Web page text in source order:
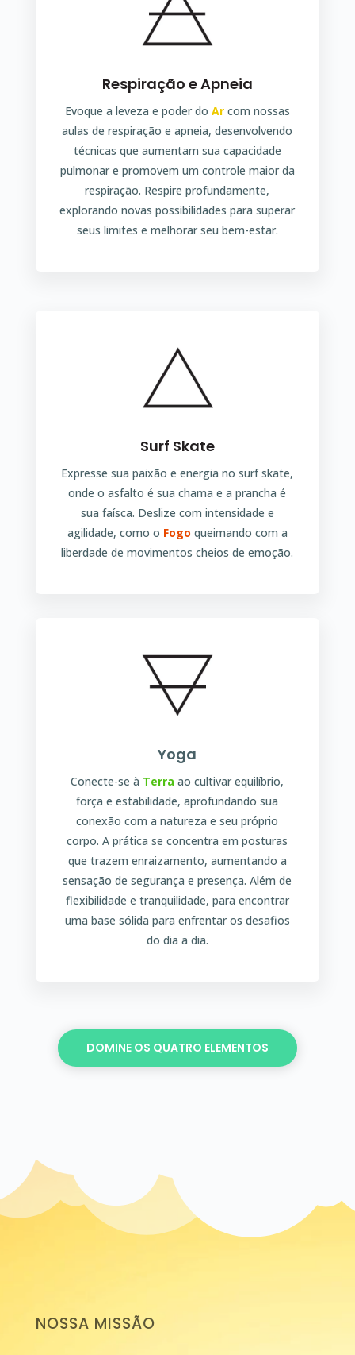
Respiração e Apneia
Evoque a leveza e poder do Arcom nossas
aulas de respiração e apneia, desenvolvendo
técnicas que aumentam sua capacidade
pulmonar e promovem um controle maior da
respiração. Respire profundamente,
explorando novas possibilidades para superar
seus limites e melhorar seu bem-estar.
Surf Skate
Expresse sua paixão e energia no surf skate,
onde o asfalto é sua chama e a prancha é
sua faísca. Deslize com intensidade e
agilidade, como o Fogo queimando com a
liberdade de movimentos cheios de emoção.
Yoga
Conecte-se à Terra ao cultivar equilíbrio,
força e estabilidade, aprofundando sua
conexão com a natureza e seu próprio
corpo. A prática se concentra em posturas
que trazem enraizamento, aumentando a
sensação de segurança e presença. Além de
flexibilidade e tranquilidade, para encontrar
uma base sólida para enfrentar os desafios
do dia a dia.
DOMINE OS QUATRO ELEMENTOS
Player
NOSSA MISSÃO